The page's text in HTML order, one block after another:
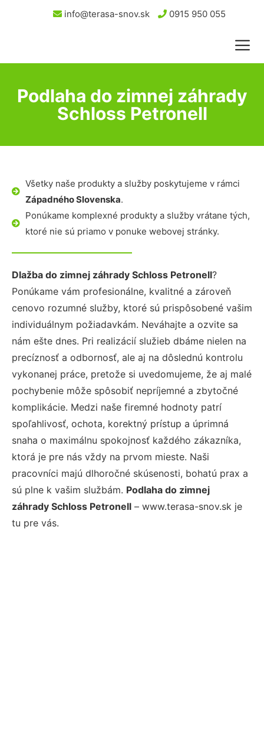
info@terasa-snov.sk 0915 950 055
Podlaha do zimnej záhrady
Schloss Petronell
Všetky naše produkty a služby poskytujeme v rámci
Západného Slovenska.
Ponúkame komplexné produkty a služby vrátane tých,
ktoré nie sú priamo v ponuke webovej stránky.
Dlažba do zimnej záhrady Schloss Petronell?
Ponúkame vám profesionálne, kvalitné a zároveň
cenovo rozumné služby, ktoré sú prispôsobené vašim
individuálnym požiadavkám. Neváhajte a ozvite sa
nám ešte dnes. Pri realizácií služieb dbáme nielen na
precíznosť a odbornosť, ale aj na dôslednú kontrolu
vykonanej práce, pretože si uvedomujeme, že aj malé
pochybenie môže spôsobiť nepríjemné a zbytočné
komplikácie. Medzi naše firemné hodnoty patrí
spoľahlivosť, ochota, korektný prístup a úprimná
snaha o maximálnu spokojnosť každého zákazníka,
ktorá je pre nás vždy na prvom mieste. Naši
pracovníci majú dlhoročné skúsenosti, bohatú prax a
sú plne k vašim službám. Podlaha do zimnej
záhrady Schloss Petronell – www.terasa-snov.sk je
tu pre vás.